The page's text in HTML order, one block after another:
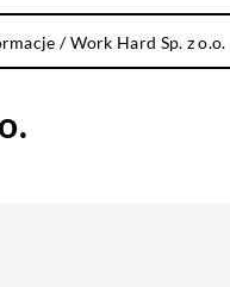
/Work Hard Sp. z o.o.